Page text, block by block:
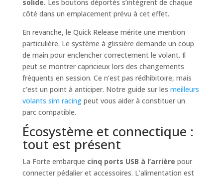
solide. Les boutons déportés s’intègrent de chaque
côté dans un emplacement prévu à cet effet.
En revanche, le Quick Release mérite une mention
particulière. Le système à glissière demande un coup
de main pour enclencher correctement le volant. Il
peut se montrer capricieux lors des changements
fréquents en session. Ce n’est pas rédhibitoire, mais
c’est un point à anticiper. Notre guide sur les meilleurs
volants sim racingpeut vous aider à constituer un
parc compatible.
Écosystème et connectique :
tout est présent
La Forte embarque cinq ports USB à l’arrière pour
connecter pédalier et accessoires. L’alimentation est